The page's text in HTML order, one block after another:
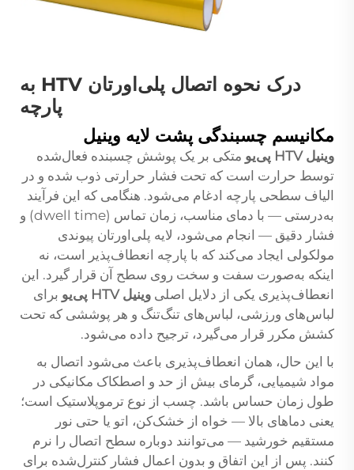
درک نحوه اتصال پلی‌اورتان HTV به
پارچه
مکانیسم چسبندگی پشت لایه وینیل
وینیل HTV پی‌یو
متکی بر یک پوشش چسبنده فعال‌شده
توسط حرارت است که تحت فشار حرارتی ذوب شده و در
الیاف سطحی پارچه ادغام می‌شود. هنگامی که این فرآیند
به‌درستی — با دمای مناسب، زمان تماس (dwell time) و
فشار دقیق — انجام می‌شود، لایه پلی‌اورتان پیوندی
مولکولی ایجاد می‌کند که با پارچه انعطاف‌پذیر است، نه
اینکه به‌صورت سفت و سخت روی سطح آن قرار گیرد. این
انعطاف‌پذیری یکی از دلایل اصلی وینیل HTV پی‌یو
برای
لباس‌های ورزشی، لباس‌های تنگ‌تنگ و هر پوششی که تحت
کشش مکرر قرار می‌گیرد، ترجیح داده می‌شود.
با این حال، همان انعطاف‌پذیری باعث می‌شود اتصال به
مواد شیمیایی، گرمای بیش از حد و اصطکاک مکانیکی در
طول زمان حساس باشد. چسب از نوع ترموپلاستیک است؛
یعنی دماهای بالا — خواه از خشک‌کن، اتو یا حتی نور
مستقیم خورشید — می‌توانند دوباره سطح اتصال را نرم
کنند. پس از این اتفاق و بدون اعمال فشار کنترل‌شده برای